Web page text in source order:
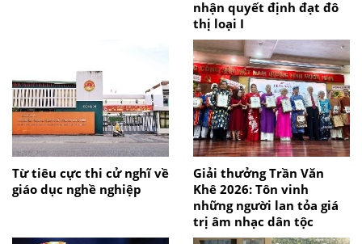
nhận quyết định đạt đô
thị loại I
Từ tiêu cực thi cử nghĩ về
giáo dục nghề nghiệp
Giải thưởng Trần Văn
Khê 2026: Tôn vinh
những người lan tỏa giá
trị âm nhạc dân tộc